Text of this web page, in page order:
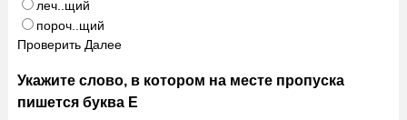
леч..щий
пороч..щий
Проверить Далее
Укажите слово, в котором на месте пропуска
пишется буква Е